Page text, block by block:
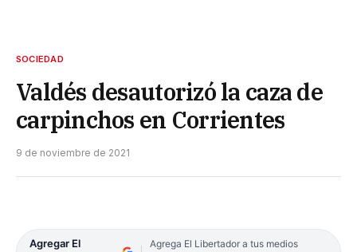
SOCIEDAD
Valdés desautorizó la caza de
carpinchos en Corrientes
9 de noviembre de 2021
Agregar El
Agrega El Libertador a tus medios